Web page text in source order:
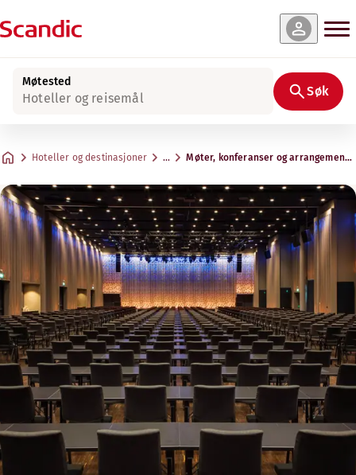
Møtested
Hoteller og reisemål Søk
Hoteller og destinasjoner … Møter, konferanser og